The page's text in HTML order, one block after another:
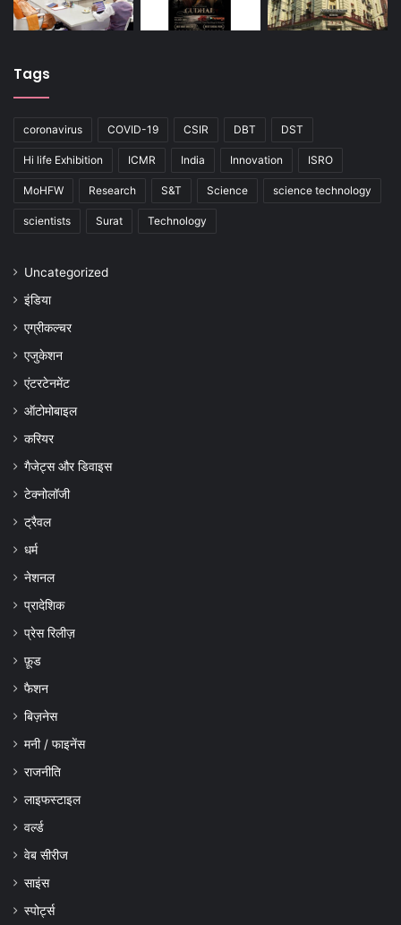
Tags
coronavirus COVID-19 CSIR DBT DST
Hi life Exhibition ICMR India Innovation ISRO
MoHFW Research S&T Science science technology
scientists Surat Technology
Uncategorized
इंडिया
एग्रीकल्चर
एजुकेशन
एंटरटेनमेंट
ऑटोमोबाइल
करियर
गैजेट्स और डिवाइस
टेक्नोलॉजी
ट्रैवल
धर्म
नेशनल
प्रादेशिक
प्रेस रिलीज़
फ़ूड
फैशन
बिज़नेस
मनी / फाइनेंस
राजनीति
लाइफस्टाइल
वर्ल्ड
वेब सीरीज
साइंस
स्पोर्ट्स